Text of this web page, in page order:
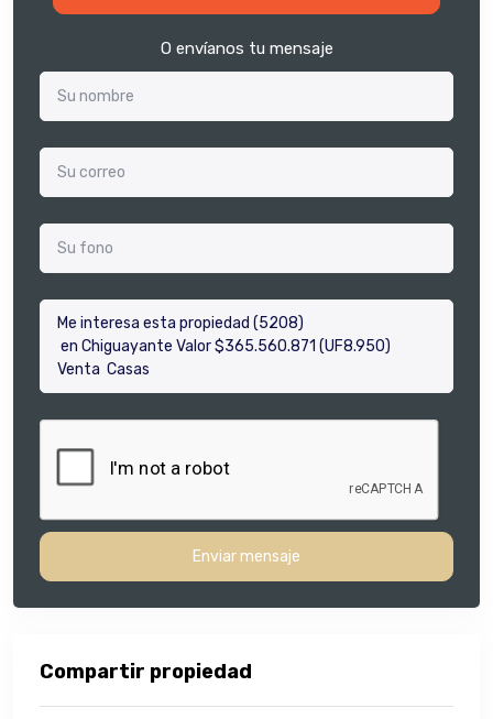
O envíanos tu mensaje
Enviar mensaje
Compartir propiedad